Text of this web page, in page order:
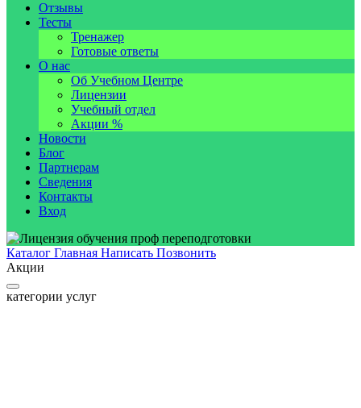
Отзывы
Тесты
Тренажер
Готовые ответы
О нас
Об Учебном Центре
Лицензии
Учебный отдел
Акции %
Новости
Блог
Партнерам
Сведения
Контакты
Вход
Каталог Главная Написать Позвонить
Акции
категории услуг